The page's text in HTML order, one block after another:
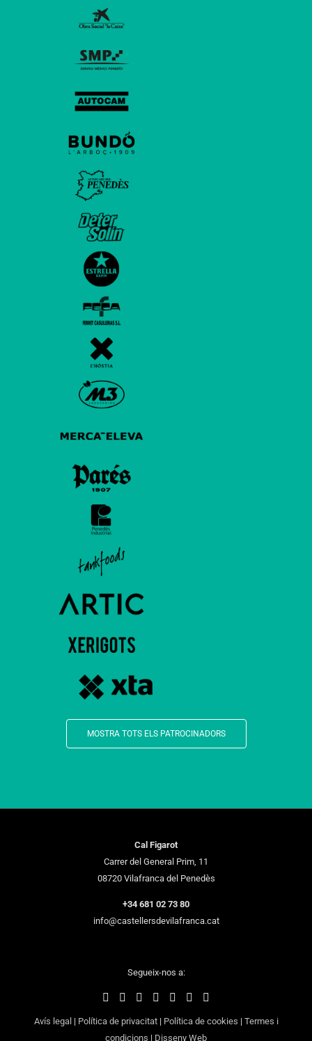
MOSTRA TOTS ELS PATROCINADORS
Cal Figarot
Carrer del General Prim, 11
08720 Vilafranca del Penedès
+34 681 02 73 80
info@castellersdevilafranca.cat
Segueix-nos a:
Avís legal | Política de privacitat| Política de cookies | Termes i
condicions | Disseny Web